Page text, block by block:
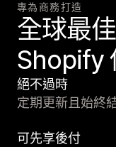
專為商務打造
全球最
Shopify
絕不過時
定期更新且始終
可先享後付